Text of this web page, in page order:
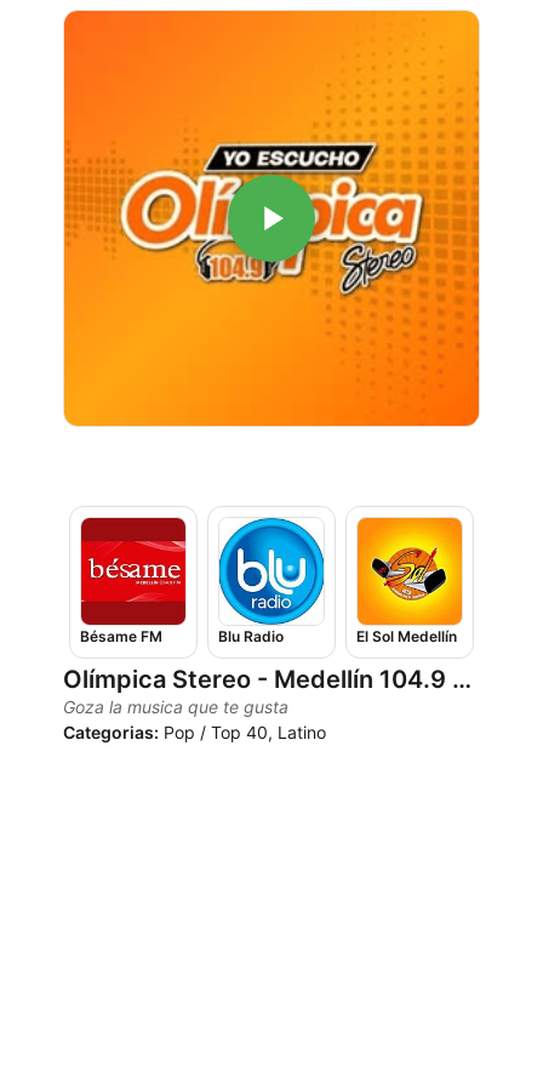
Bésame FM Blu Radio El Sol Medellín
Olímpica Stereo - Medellín 104.9 FM
Goza la musica que te gusta
Categorias: Pop / Top 40, Latino